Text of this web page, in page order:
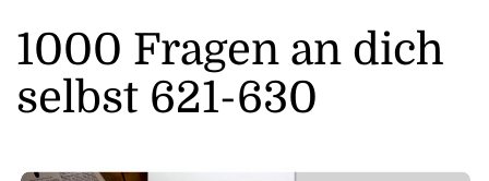
1000 Fragen an dich
selbst 621-630